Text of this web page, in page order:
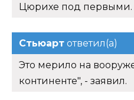
Цюрихе под первыми.
Стьюарт ответил(а)
Это мерило на
континенте", - заявил.